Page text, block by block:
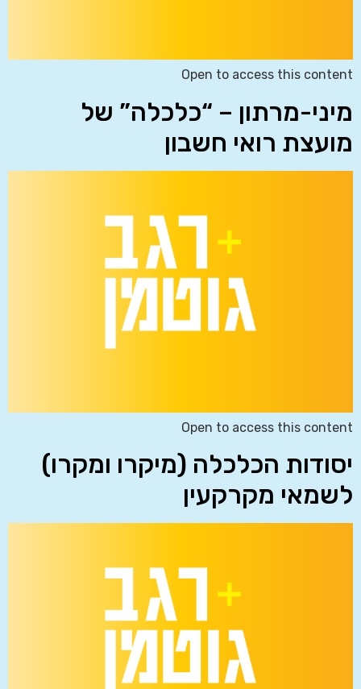
Open to access this content
מיני-מרתון – “כלכלה” של
מועצת רואי חשבון
Open to access this content
יסודות הכלכלה (מיקרו ומקרו)
לשמאי מקרקעין